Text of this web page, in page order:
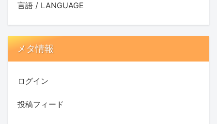
言語 / LANGUAGE
メタ情報
ログイン
投稿フィード